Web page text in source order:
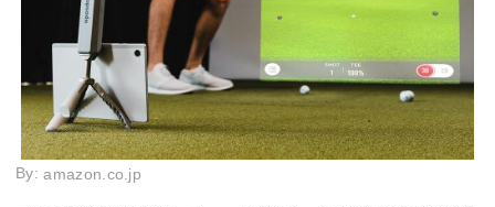
By:amazon.co.jp